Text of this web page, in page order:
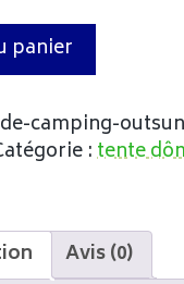
panier
camping-
:tente
Avis (0)